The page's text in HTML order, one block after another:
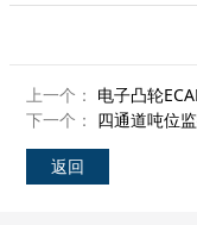
上一个： 电子凸轮
下一个： 四通道吨位
返回